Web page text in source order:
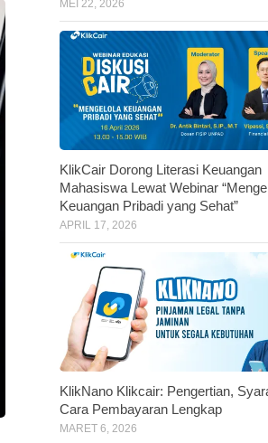
MEI 22, 2026
KlikCair Dorong Literasi Keuangan
Mahasiswa Lewat Webinar
Keuangan Pribadi yang Sehat”
APRIL 17, 2026
KlikNano Klikcair: Pengertian,
Cara Pembayaran Lengkap
MARET 6, 2026